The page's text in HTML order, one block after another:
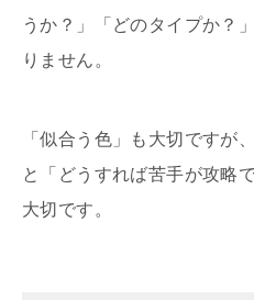
うか？」「どのタイプか？
りません。
「似合う色」も大切ですが
と「どうすれば苦手が攻略
大切です。